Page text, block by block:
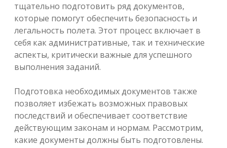
тщательно подготовить ряд документов,
которые помогут обеспечить безопасность и
легальность полета. Этот процесс включает в
себя как административные, так и технические
аспекты, критически важные для успешного
выполнения заданий.
Подготовка необходимых документов также
позволяет избежать возможных правовых
последствий и обеспечивает соответствие
действующим законам и нормам. Рассмотрим,
какие документы должны быть подготовлены.